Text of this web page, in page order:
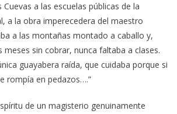
a las escuelas públicas de la
a la obra imperecedera del maestro
a las montañas montado a caballo y,
meses sin cobrar, nunca faltaba a clases.
guayabera raída, que cuidaba porque si
rompía en pedazos….”
de un magisterio genuinamente